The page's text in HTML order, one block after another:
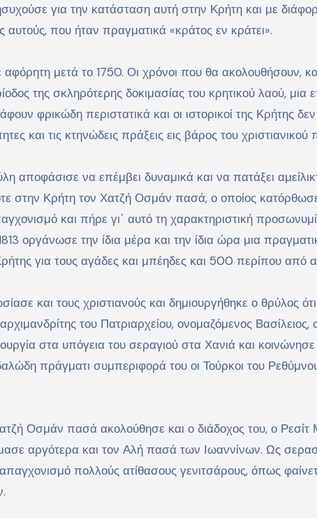
για την κατάσταση αυτή στην Κρήτη και με
αυτούς, που ήταν πραγματικά «κράτος εν κράτει».
αφόρητη μετά το 1750. Οι χρόνοι που θα ακολουθήσουν,
της σκληρότερης δοκιμασίας του κρητικού λαού,
φρικώδη περιστατικά και οι ιστορικοί της Κρήτης
και τις κτηνώδεις πράξεις εις βάρος του
αποφάσισε να επέμβει δυναμικά και να πατάξει
στην Κρήτη τον Χατζή Οσμάν πασά, ο οποίος
και πήρε γι΄ αυτό τη χαρακτηριστική
οργάνωσε την ίδια μέρα και την ίδια ώρα μια
για τους αγάδες και μπέηδες και 500 περίπου από
και τους χριστιανούς και δημιουργήθηκε ο θρύλος
του Πατριαρχείου, ονομαζόμενος
στα υπόγεια του σεραγιού στα Χανιά και
πράγματι συμπεριφορά του οι Τούρκοι του
Οσμάν πασά ακολούθησε και ο διάδοχος του, ο
αργότερα και τον Αλή πασά των Ιωαννίνων. Ως
πολλούς ατίθασους γενιτσάρους, όπως